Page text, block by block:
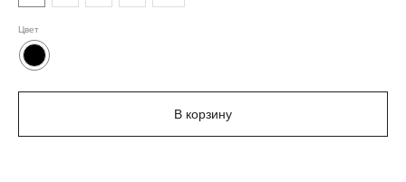
Цвет
В корзину